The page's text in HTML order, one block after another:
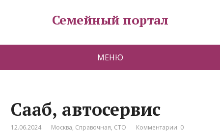
Семейный портал
МЕНЮ
Сааб, автосервис
12.06.2024 Москва, Справочная, СТО Комментарии: 0